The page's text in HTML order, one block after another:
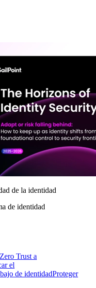
de la identidad
de identidad
Zero Trust a
el
de identidadProteger